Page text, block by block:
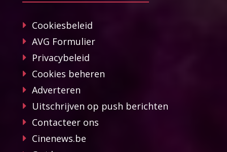
Cookiesbeleid
AVG Formulier
Privacybeleid
Cookies beheren
Adverteren
Uitschrijven op push berichten
Contacteer ons
Cinenews.be